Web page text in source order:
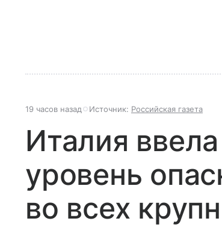
19 часов назад Источник: Российская газета
Италия
уровень
во всех